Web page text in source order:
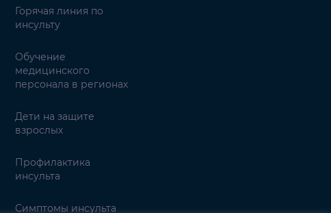
Горячая линия по
инсульту
Обучение
медицинского
персонала в регионах
Дети на защите
взрослых
Профилактика
инсульта
Симптомы инсульта